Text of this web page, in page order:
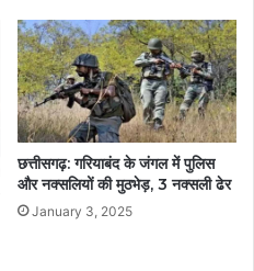
छत्तीसगढ़: गरियाबंद के जंगल में पुलिस
और नक्सलियों की मुठभेड़, 3 नक्सली ढेर
January 3, 2025